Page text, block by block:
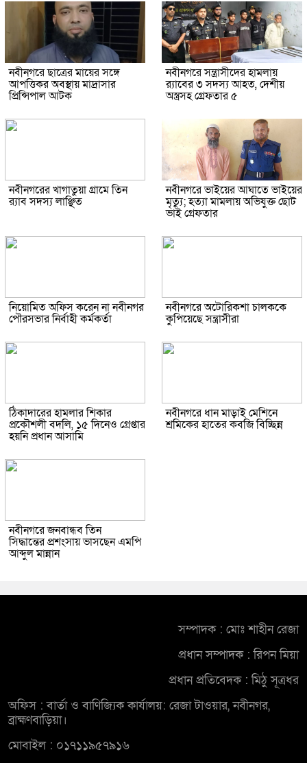
নবীনগরে ছাত্রের মায়ের সঙ্গে
আপত্তিকর অবস্থায় মাদ্রাসার
প্রিন্সিপাল আটক
নবীনগরে সন্ত্রাসীদের হামলায়
র‍্যাবের ৩ সদস্য আহত, দেশীয়
অস্ত্রসহ গ্রেফতার ৫
নবীনগরের খাগাতুয়া গ্রামে তিন
র‍্যাব সদস্য লাঞ্ছিত
নবীনগরে ভাইয়ের আঘাতে ভাইয়ের
মৃত্যু; হত্যা মামলায় অভিযুক্ত ছোট
ভাই গ্রেফতার
নিয়োমিত অফিস করেন না নবীনগর
পৌরসভার নির্বাহী কর্মকর্তা
নবীনগরে অটোরিকশা চালককে
কুপিয়েছে সন্ত্রাসীরা
ঠিকাদারের হামলার শিকার
প্রকৌশলী বদলি, ১৫ দিনেও গ্রেপ্তার
হয়নি প্রধান আসামি
নবীনগরে ধান মাড়াই মেশিনে
শ্রমিকের হাতের কবজি বিচ্ছিন্ন
নবীনগরে জনবান্ধব তিন
সিদ্ধান্তের প্রশংসায় ভাসছেন এমপি
আব্দুল মান্নান
সম্পাদক : মোঃ শাহীন রেজা
প্রধান সম্পাদক : রিপন মিয়া
প্রধান প্রতিবেদক : মিঠু সূত্রধর
অফিস : বার্তা ও বাণিজ্যিক কার্যালয়: রেজা টাওয়ার, নবীনগর,
ব্রাহ্মণবাড়িয়া।
মোবাইল : ০১৭১১৯৫৭৯১৬